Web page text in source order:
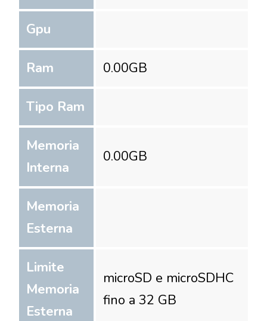
Gpu
Ram 0.00GB
Tipo Ram
Memoria
Interna
0.00GB
Memoria
Esterna
Limite
Memoria
Esterna
microSD e microSDHC
fino a 32 GB